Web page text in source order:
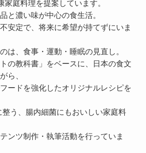
家庭料理を提案しています。
と濃い味が中心の食生活。
安定で、将来に希望が持てずにいま
は、食事・運動・睡眠の見直し。
トの教科書」をベースに、日本の食文
ら、
ードを強化したオリジナルレシピを
整う、腸内細菌にもおいしい家庭料
ンツ制作・執筆活動を行っていま